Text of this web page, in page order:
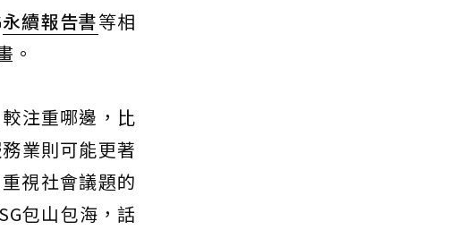
永續報告書等相
。
注重哪邊，比
業則可能更著
視社會議題的
包山包海，話